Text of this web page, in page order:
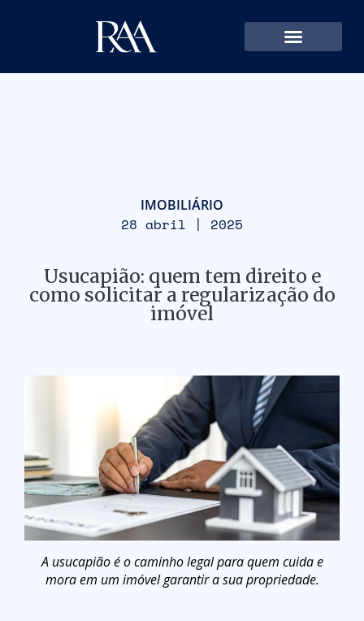
IMOBILIÁRIO
28 abril | 2025
Usucapião: quem tem direito e
como solicitar a regularização do
imóvel
A usucapião é o caminho legal para quem cuida e
mora em um imóvel garantir a sua propriedade.